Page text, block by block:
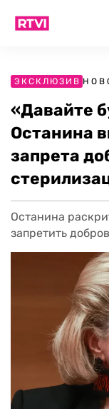
ЭКСКЛЮЗИВ
«Давайте
Останина
запрета
Останина
запретить